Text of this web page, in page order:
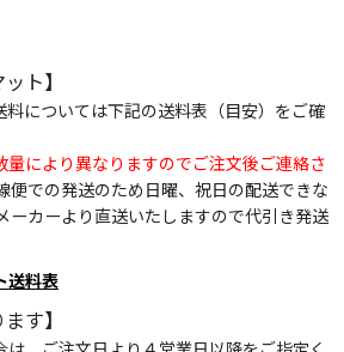
ト】
料については下記の送料表（目安）をご確
量により異なりますのでご注文後ご連絡さ
便での発送のため日曜、祝日の配送できな
ーカーより直送いたしますので代引き発送
送料表
す】